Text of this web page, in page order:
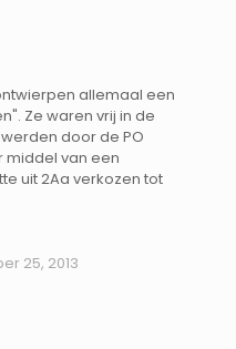
allemaal een
Ze waren vrij in de
door de PO
middel van een
uit 2Aa verkozen tot
25, 2013